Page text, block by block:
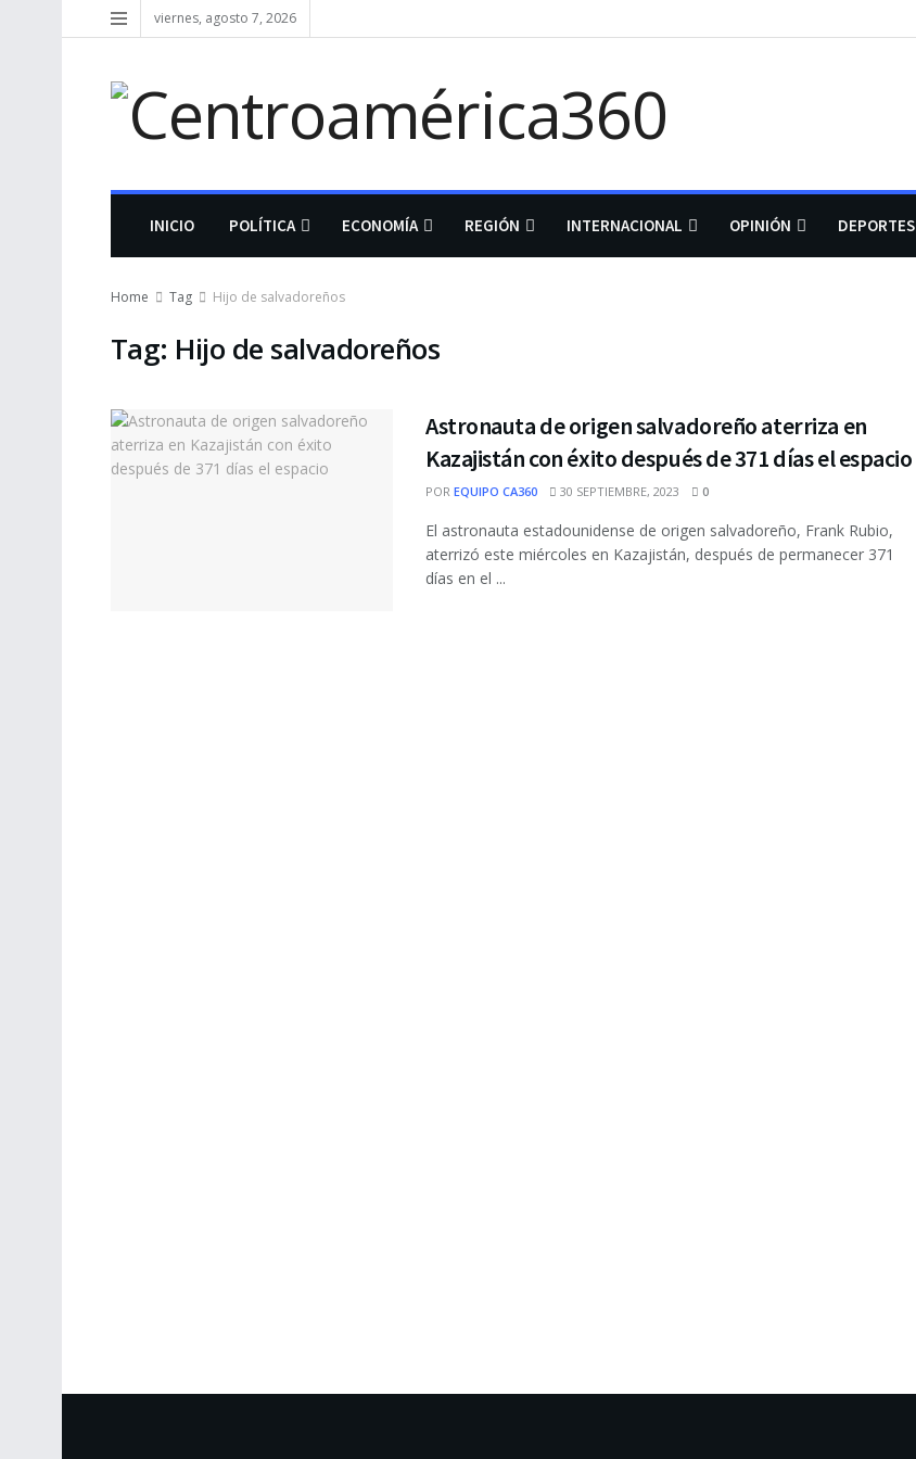
viernes, agosto 7, 2026
INICIO POLÍTICA ECONOMÍA REGIÓN INTERNACIONAL OPINIÓN DEPORTES
Home Tag Hijo de salvadoreños
Tag: Hijo de salvadoreños
Astronauta de origen salvadoreño aterriza en
Kazajistán con éxito después de 371 días el espacio
POR EQUIPO CA360 30 SEPTIEMBRE, 2023 0
El astronauta estadounidense de origen salvadoreño, Frank Rubio,
aterrizó este miércoles en Kazajistán, después de permanecer 371
días en el ...